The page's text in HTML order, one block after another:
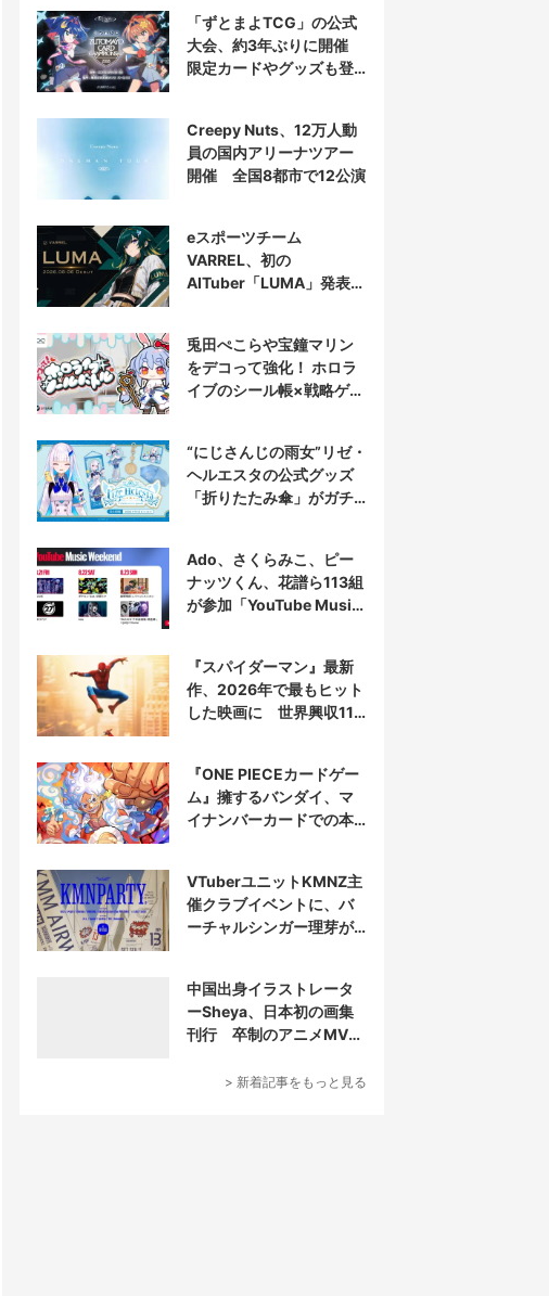
「ずとまよTCG」の公式
大会、約3年ぶりに開催
限定カードやグッズも登
Creepy Nuts、12万人動
員の国内アリーナツアー
開催 全国8都市で12公演
eスポーツチーム
VARREL、初の
AITuber「LUMA」発表
兎田ぺこらや宝鐘マリン
をデコって強化！ ホロラ
イブのシール帳×戦略ゲー
“にじさんじの雨女”リゼ・
ヘルエスタの公式グッズ
「折りたたみ傘」がガチ
Ado、さくらみこ、ピー
ナッツくん、花譜ら113組
が参加「YouTube Music
『スパイダーマン』最新
作、2026年で最もヒット
した映画に 世界興収11
『ONE PIECEカードゲー
ム』擁するバンダイ、マ
イナンバーカードでの本
VTuberユニットKMNZ主
催クラブイベントに、バ
ーチャルシンガー理芽が
中国出身イラストレータ
ーSheya、日本初の画集
刊行 卒制のアニメMVが
> 新着記事をもっと見る